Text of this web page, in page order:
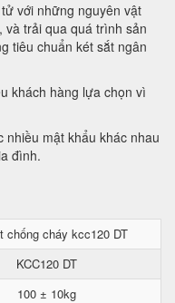
với những nguyên vật
và trải qua quá trình sản
tiêu chuẩn két sắt ngân
khách hàng lựa chọn vì
mật khẩu khác nhau
đình.
chống cháy kcc120 DT
KCC120 DT
100 ± 10kg